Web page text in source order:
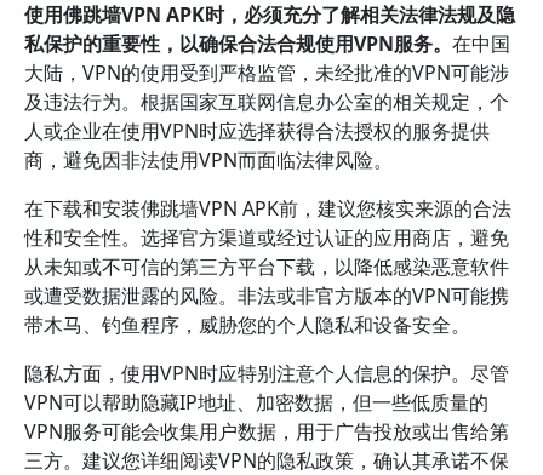
使用佛跳墙VPN APK时，必须充分了解相关法律法规及隐
私保护的重要性，以确保合法合规使用VPN服务。 在中国
大陆，VPN的使用受到严格监管，未经批准的VPN可能涉
及违法行为。根据国家互联网信息办公室的相关规定，个
人或企业在使用VPN时应选择获得合法授权的服务提供
商，避免因非法使用VPN而面临法律风险。
在下载和安装佛跳墙VPN APK前，建议您核实来源的合法
性和安全性。选择官方渠道或经过认证的应用商店，避免
从未知或不可信的第三方平台下载，以降低感染恶意软件
或遭受数据泄露的风险。非法或非官方版本的VPN可能携
带木马、钓鱼程序，威胁您的个人隐私和设备安全。
隐私方面，使用VPN时应特别注意个人信息的保护。尽管
VPN可以帮助隐藏IP地址、加密数据，但一些低质量的
VPN服务可能会收集用户数据，用于广告投放或出售给第
三方。建议您详细阅读VPN的隐私政策，确认其承诺不保